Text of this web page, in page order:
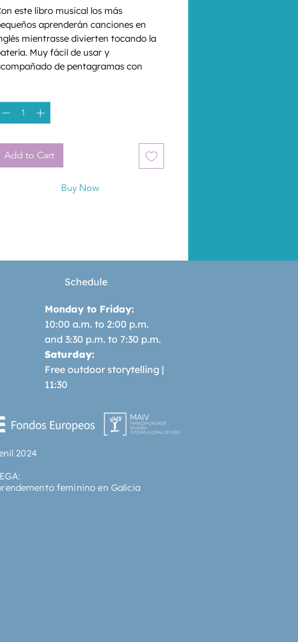
este libro musical los más
aprenderán canciones en
mientrasse divierten tocando la
Muy fácil de usar y
de pentagramas con
Add to Cart
Buy Now
Schedule
Monday to Friday:
10:00 a.m. to 2:00 p.m.
and 3:30 p.m. to 7:30 p.m.
Saturday:
Free outdoor storytelling |
11:30
2024
feminino en Galicia